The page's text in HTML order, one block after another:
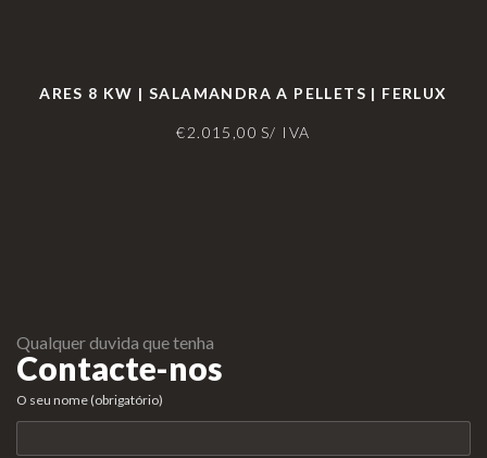
ARES 8 KW | SALAMANDRA A PELLETS | FERLUX
€2.015,00 S/ IVA
Qualquer duvida que tenha
Contacte-nos
O seu nome (obrigatório)